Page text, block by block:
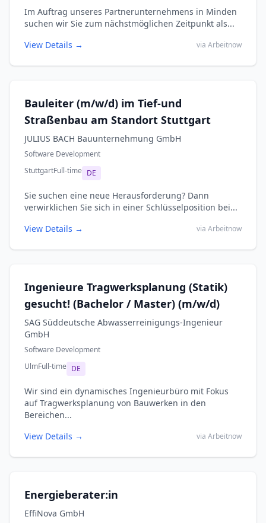
Im Auftrag unseres Partnerunternehmens in Minden
suchen wir Sie zum nächstmöglichen Zeitpunkt als...
View Details →
via Arbeitnow
Bauleiter (m/w/d) im Tief-und
Straßenbau am Standort Stuttgart
JULIUS BACH Bauunternehmung GmbH
Software Development
StuttgartFull-time DE
Sie suchen eine neue Herausforderung? Dann
verwirklichen Sie sich in einer Schlüsselposition bei...
View Details →
via Arbeitnow
Ingenieure Tragwerksplanung (Statik)
gesucht! (Bachelor / Master) (m/w/d)
SAG Süddeutsche Abwasserreinigungs-Ingenieur
GmbH
Software Development
UlmFull-time DE
Wir sind ein dynamisches Ingenieurbüro mit Fokus
auf Tragwerksplanung von Bauwerken in den
Bereichen...
View Details →
via Arbeitnow
Energieberater:in
EffiNova GmbH